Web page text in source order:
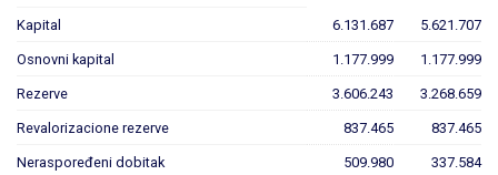
Kapital 6.131.687 5.621.707
Osnovni kapital 1.177.999 1.177.999
Rezerve 3.606.243 3.268.659
Revalorizacione rezerve 837.465 837.465
Neraspoređeni dobitak 509.980 337.584